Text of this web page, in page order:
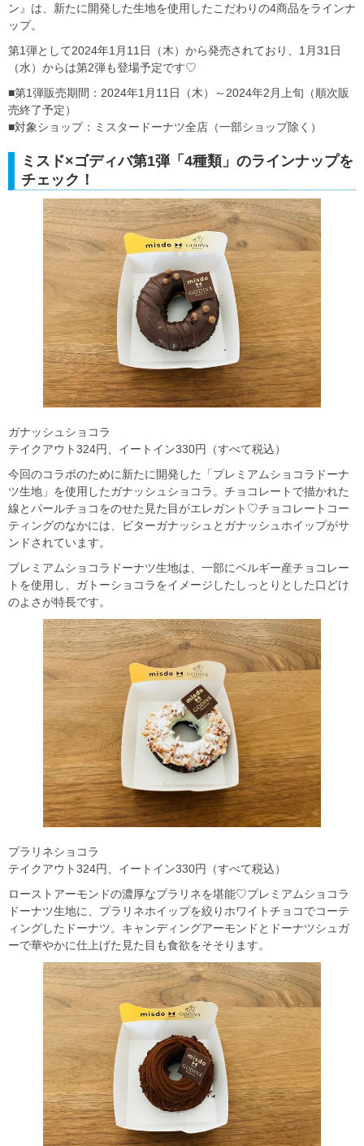
ン』は、新たに開発した生地を使用したこだわりの4商品をラインナ
ップ。
第1弾として2024年1月11日（木）から発売されており、1月31日
（水）からは第2弾も登場予定です♡
■第1弾販売期間：2024年1月11日（木）～2024年2月上旬（順次販
売終了予定）
■対象ショップ：ミスタードーナツ全店（一部ショップ除く）
ミスド×ゴディバ第1弾「4種類」のラインナップを
チェック！
ガナッシュショコラ
テイクアウト324円、イートイン330円（すべて税込）
今回のコラボのために新たに開発した「プレミアムショコラドーナ
ツ生地」を使用したガナッシュショコラ。チョコレートで描かれた
線とパールチョコをのせた見た目がエレガント♡チョコレートコー
ティングのなかには、ビターガナッシュとガナッシュホイップがサ
ンドされています。
プレミアムショコラドーナツ生地は、一部にベルギー産チョコレー
トを使用し、ガトーショコラをイメージしたしっとりとした口どけ
のよさが特長です。
プラリネショコラ
テイクアウト324円、イートイン330円（すべて税込）
ローストアーモンドの濃厚なプラリネを堪能♡プレミアムショコラ
ドーナツ生地に、プラリネホイップを絞りホワイトチョコでコーテ
ィングしたドーナツ。キャンディングアーモンドとドーナツシュガ
ーで華やかに仕上げた見た目も食欲をそそります。